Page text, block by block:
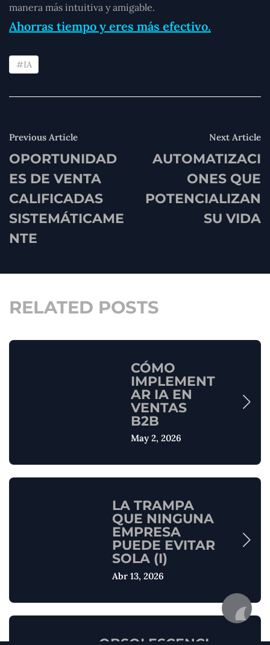
manera más intuitiva y amigable.
Ahorras tiempo y eres más efectivo.
IA
Previous Article
OPORTUNIDAD
ES DE VENTA
CALIFICADAS
SISTEMÁTICAME
NTE
Next Article
AUTOMATIZACI
ONES QUE
POTENCIALIZAN
SU VIDA
RELATED POSTS
CÓMO
IMPLEMENT
AR IA EN
VENTAS
B2B
May 2, 2026
LA TRAMPA
QUE NINGUNA
EMPRESA
PUEDE EVITAR
SOLA (I)
Abr 13, 2026